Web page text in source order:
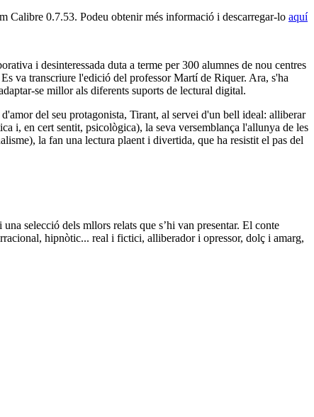
Calibre 0.7.53. Podeu obtenir més informació i descarregar-lo aquí
i desinteressada duta a terme per 300 alumnes de nou centres
va transcriure l'edició del professor Martí de Riquer. Ara, s'ha
se millor als diferents suports de lectural digital.
del seu protagonista, Tirant, al servei d'un bell ideal: alliberar
i, en cert sentit, psicològica), la seva versemblança l'allunya de les
la fan una lectura plaent i divertida, que ha resistit el pas del
selecció dels mllors relats que s’hi van presentar. El conte
hipnòtic... real i fictici, alliberador i opressor, dolç i amarg,